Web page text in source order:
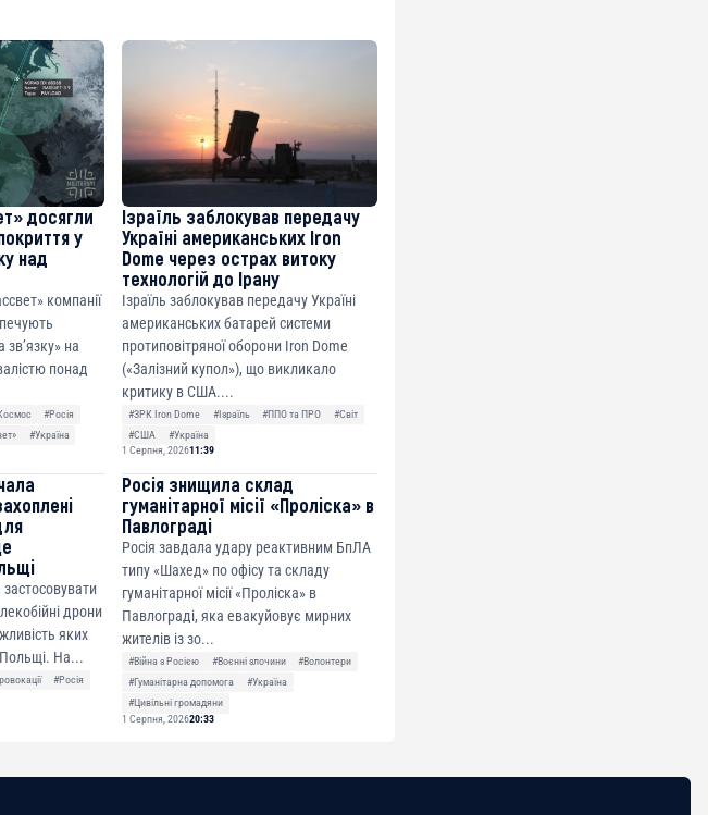
досягли
у
над
компанії
на
понад
#Росія
#Україна
Ізраїль заблокував передачу
Україні американських Iron
Dome через острах витоку
технологій до Ірану
Ізраїль заблокував передачу Україні
американських батарей системи
протиповітряної оборони Iron Dome
(«Залізний купол»), що викликало
критику в США....
#ЗРК Iron Dome #Ізраїль #ППО та ПРО
#Світ
#США
#Україна
1 Серпня, 202611:39
дрони
яких
На...
#Росія
Росія знищила склад
гуманітарної місії «Проліска» в
Павлограді
Росія завдала удару реактивним БпЛА
типу «Шахед» по офісу та складу
гуманітарної місії «Проліска» в
Павлограді, яка евакуйовує мирних
жителів із зо...
#Війна з Росією #Воєнні злочини
#Волонтери
#Гуманітарна допомога
#Україна
#Цивільні громадяни
1 Серпня, 202620:33